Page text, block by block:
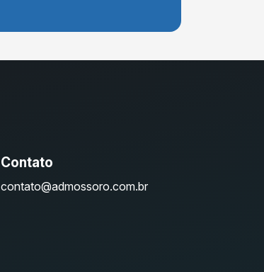
Contato
contato@admossoro.com.br